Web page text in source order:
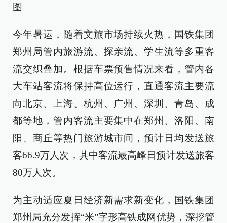
图
今年暑运，随着文旅市场持续火热，国铁集团
郑州局管内旅游流、探亲流、学生流等多重客
流交织叠加。根据车票预售情况来看，管内各
大车站客流将保持高位运行，直通客流主要流
向北京、上海、杭州、广州、深圳、青岛、成
都等地，管内客流主要集中在郑州、洛阳、南
阳、商丘等热门旅游城市间，预计日均发送旅
客66.9万人次，其中客流最高峰日预计发送旅客
80万人次。
为主动适应夏日经济新需求新变化，国铁集团
郑州局充分发挥“米”字形高铁成网优势，深挖管